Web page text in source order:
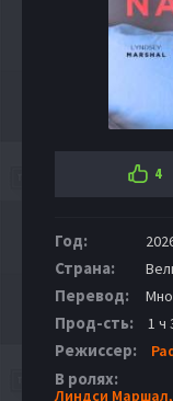
4
Год:
Страна:
Перевод:
Прод-сть: 1 ч
Режиссер:
В ролях:
Линдси Маршал,